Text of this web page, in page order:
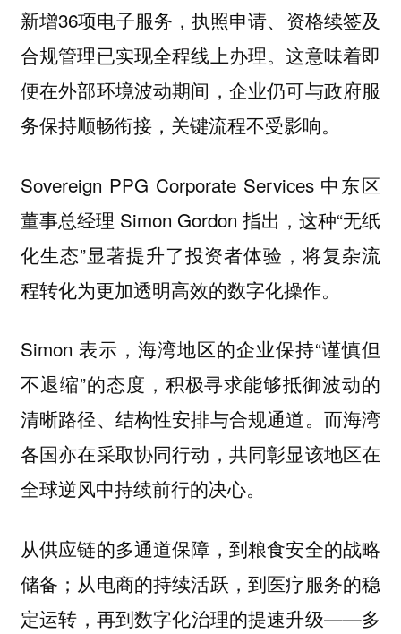
新增36项电子服务，执照申请、资格续签及
合规管理已实现全程线上办理。这意味着即
便在外部环境波动期间，企业仍可与政府服
务保持顺畅衔接，关键流程不受影响。
Sovereign PPG Corporate Services 中东区
董事总经理 Simon Gordon 指出，这种“无纸
化生态”显著提升了投资者体验，将复杂流
程转化为更加透明高效的数字化操作。
Simon 表示，海湾地区的企业保持“谨慎但
不退缩”的态度，积极寻求能够抵御波动的
清晰路径、结构性安排与合规通道。而海湾
各国亦在采取协同行动，共同彰显该地区在
全球逆风中持续前行的决心。
从供应链的多通道保障，到粮食安全的战略
储备；从电商的持续活跃，到医疗服务的稳
定运转，再到数字化治理的提速升级——多